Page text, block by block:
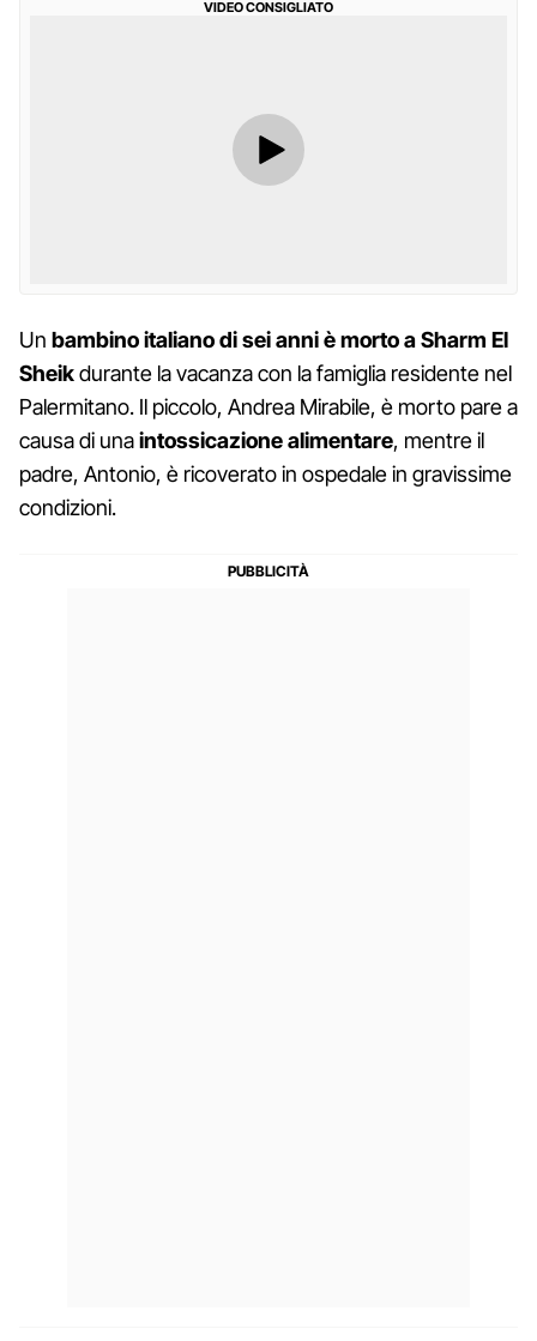
VIDEO CONSIGLIATO
Un bambino italiano di sei anni è morto a Sharm El
Sheikdurante la vacanza con la famiglia residente nel
Palermitano. Il piccolo, Andrea Mirabile, è morto pare a
causa di unaintossicazione alimentare, mentre il
padre, Antonio, è ricoverato in ospedale in gravissime
condizioni.